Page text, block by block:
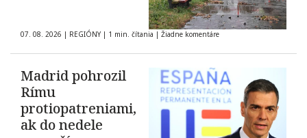
07. 08. 2026 | REGIÓNY | 1 min. čítania | Žiadne komentáre
Madrid pohrozil
Rímu
protiopatreniami,
ak do nedele